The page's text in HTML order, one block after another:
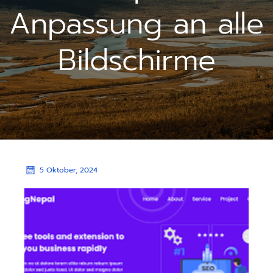
Anpassung an alle
Bildschirme
5 Oktober, 2024